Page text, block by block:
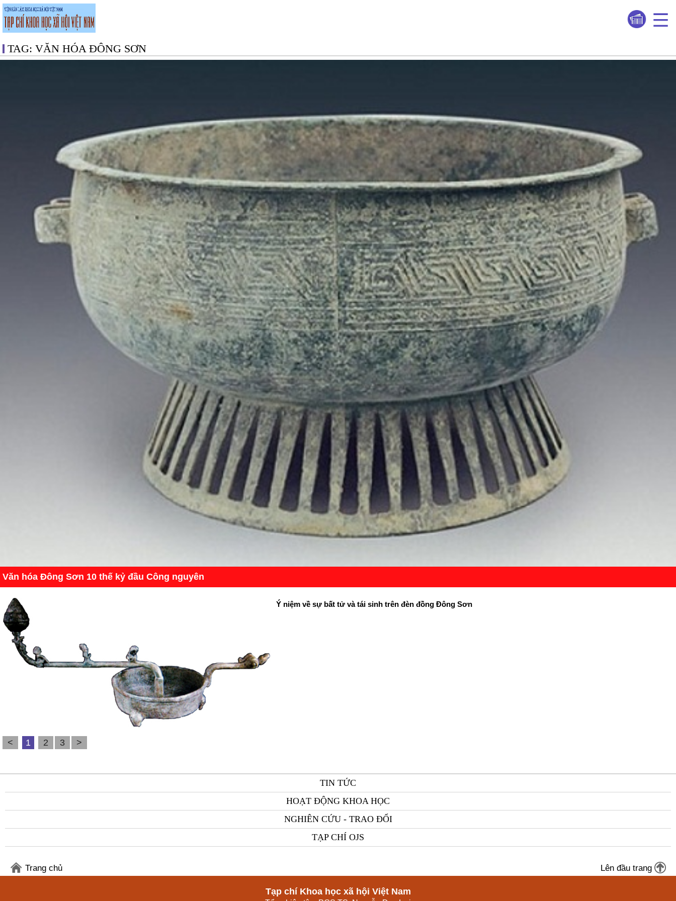
TAG: VĂN HÓA ĐÔNG SƠN
Văn hóa Đông Sơn 10 thế kỷ đầu Công nguyên
Ý niệm về sự bất tử và tái sinh trên đèn đồng Đông Sơn
< 1 2 3 >
TIN TỨC
HOẠT ĐỘNG KHOA HỌC
NGHIÊN CỨU - TRAO ĐỔI
TẠP CHÍ OJS
Trang chủ Lên đầu trang
Tạp chí Khoa học xã hội Việt Nam